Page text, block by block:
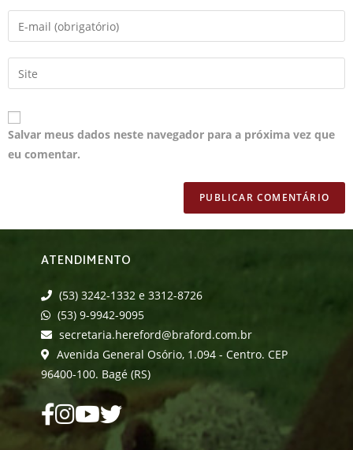
Salvar meus dados neste navegador para a próxima vez que
eu comentar.
ATENDIMENTO
(53) 3242-1332 e 3312-8726
(53) 9-9942-9095
secretaria.hereford@braford.com.br
Avenida General Osório, 1.094 - Centro. CEP
96400-100. Bagé (RS)